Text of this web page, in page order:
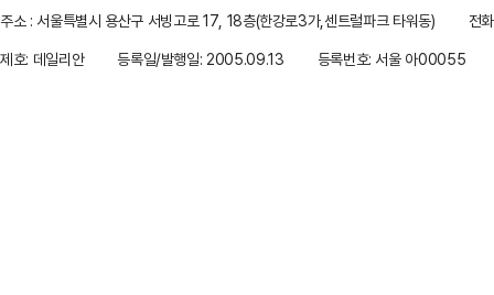
주소 : 서울특별시 용산구 서빙고로 17, 18층(한강로3가,센트럴파크 타워동)
전
제호: 데일리안
등록일/발행일: 2005.09.13 등록번호: 서울 아00055